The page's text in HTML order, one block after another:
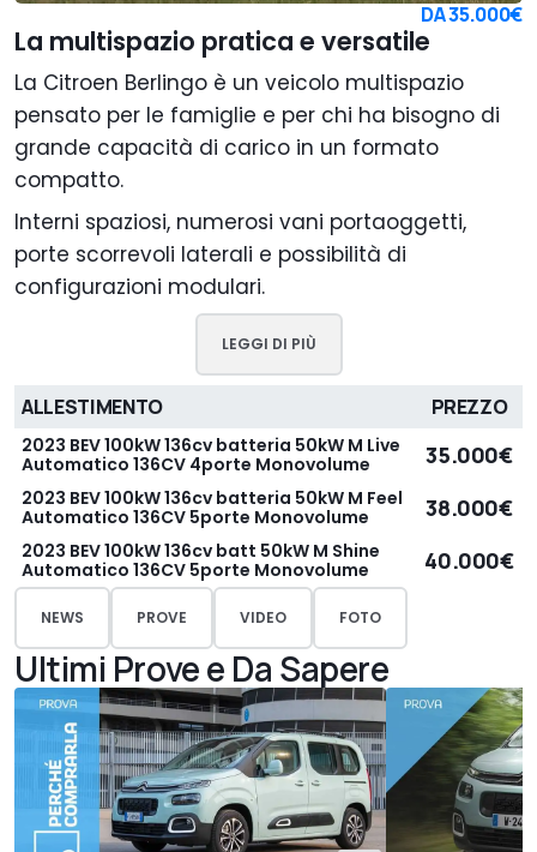
DA35.000€
La multispazio pratica e versatile
La Citroen Berlingo è un veicolo multispazio
pensato per le famiglie e per chi ha bisogno di
grande capacità di carico in un formato
compatto.
Interni spaziosi, numerosi vani portaoggetti,
porte scorrevoli laterali e possibilità di
configurazioni modulari.
LEGGI DI PIÙ
ALLESTIMENTO PREZZO
2023 BEV 100kW 136cv batteria 50kW M Live
Automatico 136CV 4porte Monovolume
35.000€
2023 BEV 100kW 136cv batteria 50kW M Feel
Automatico 136CV 5porte Monovolume
38.000€
2023 BEV 100kW 136cv batt 50kW M Shine
Automatico 136CV 5porte Monovolume
40.000€
NEWS PROVE VIDEO FOTO
Ultimi Prove e Da Sapere